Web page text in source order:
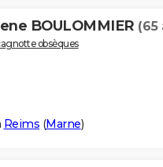
BOULOMMIER (65
obsèques
Reims (Marne)